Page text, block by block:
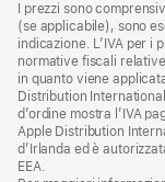
di
pagina
a
piè
di
pagina
I prezzi sono
(se applicabile), sono
indicazione. L’IVA per i
normative fiscali
in quanto viene
Distribution
d’ordine mostra l’IVA
Apple Distribution
d’Irlanda ed è
EEA.